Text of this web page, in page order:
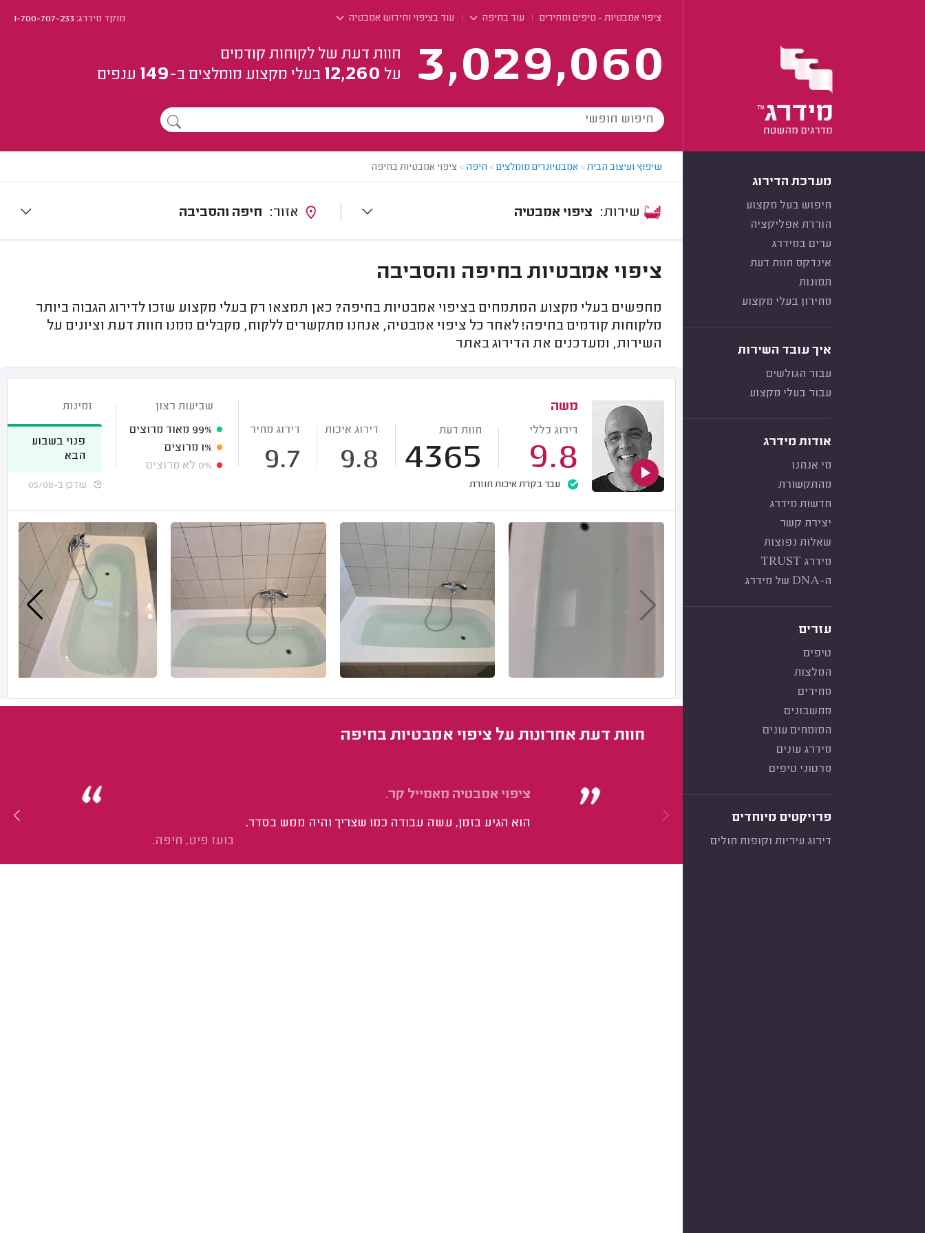
ציפוי אמבטיות - טיפים ומחירים עוד בחיפה עוד בציפוי וחידוש אמבטיה מוקד מידרג:1-700-707-233
3,029,060
חוות דעת של לקוחות קודמים
על 12,260 בעלי מקצוע מומלצים ב-149 ענפים
מערכת הדירוג
חיפוש בעל מקצוע
הורדת אפליקציה
ערים במידרג
אינדקס חוות דעת
תמונות
מחירון בעלי מקצוע
איך עובד השירות
עבור הגולשים
עבור בעלי מקצוע
אודות מידרג
מי אנחנו
מהתקשורת
חדשות מידרג
יצירת קשר
שאלות נפוצות
מידרג TRUST
ה-DNA של מידרג
עזרים
טיפים
המלצות
מחירים
מחשבונים
המומחים עונים
מידרג עונים
סרטוני טיפים
פרויקטים מיוחדים
דירוג עיריות וקופות חולים
שיפוץ ועיצוב הבית> אמבטיונרים מומלצים> חיפה > ציפוי אמבטיות בחיפה
ציפוי אמבטיה חיפה והסביבה
ציפוי אמבטיות בחיפה והסביבה
מחפשים בעלי מקצוע המתמחים בציפוי אמבטיות בחיפה? כאן תמצאו רק בעלי מקצוע שזכו לדירוג הגבוה ביותר
מלקוחות קודמים בחיפה! לאחר כל ציפוי אמבטיה, אנחנו מתקשרים ללקוח, מקבלים ממנו חוות דעת וציונים על
השירות, ומעדכנים את הדירוג באתר
משה
דירוג כללי
9.8
חוות דעת
4365
דירוג איכות
9.8
דירוג מחיר
9.7
עבר בקרת איכות חוזרת
שביעות רצון
99% מאוד מרוצים
1% מרוצים
0% לא מרוצים
זמינות
פנוי בשבוע
הבא
עודכן ב-05/08
חוות דעת אחרונות על ציפוי אמבטיות בחיפה
ציפוי אמבטיה מאמייל קר.
הוא הגיע בזמן, עשה עבודה כמו שצריך והיה ממש בסדר.
בועז פיט, חיפה.